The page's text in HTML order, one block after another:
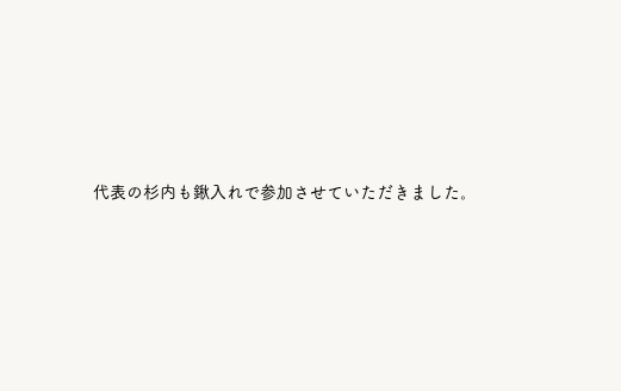
代表の杉内も鍬入れで参加させていただきました。